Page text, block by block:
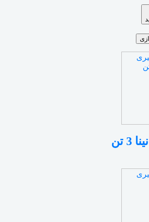
تن